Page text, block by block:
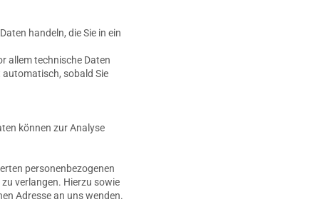
handeln, die Sie in ein
allem technische Daten
sobald Sie
können zur Analyse
personenbezogenen
verlangen. Hierzu sowie
Adresse an uns wenden.